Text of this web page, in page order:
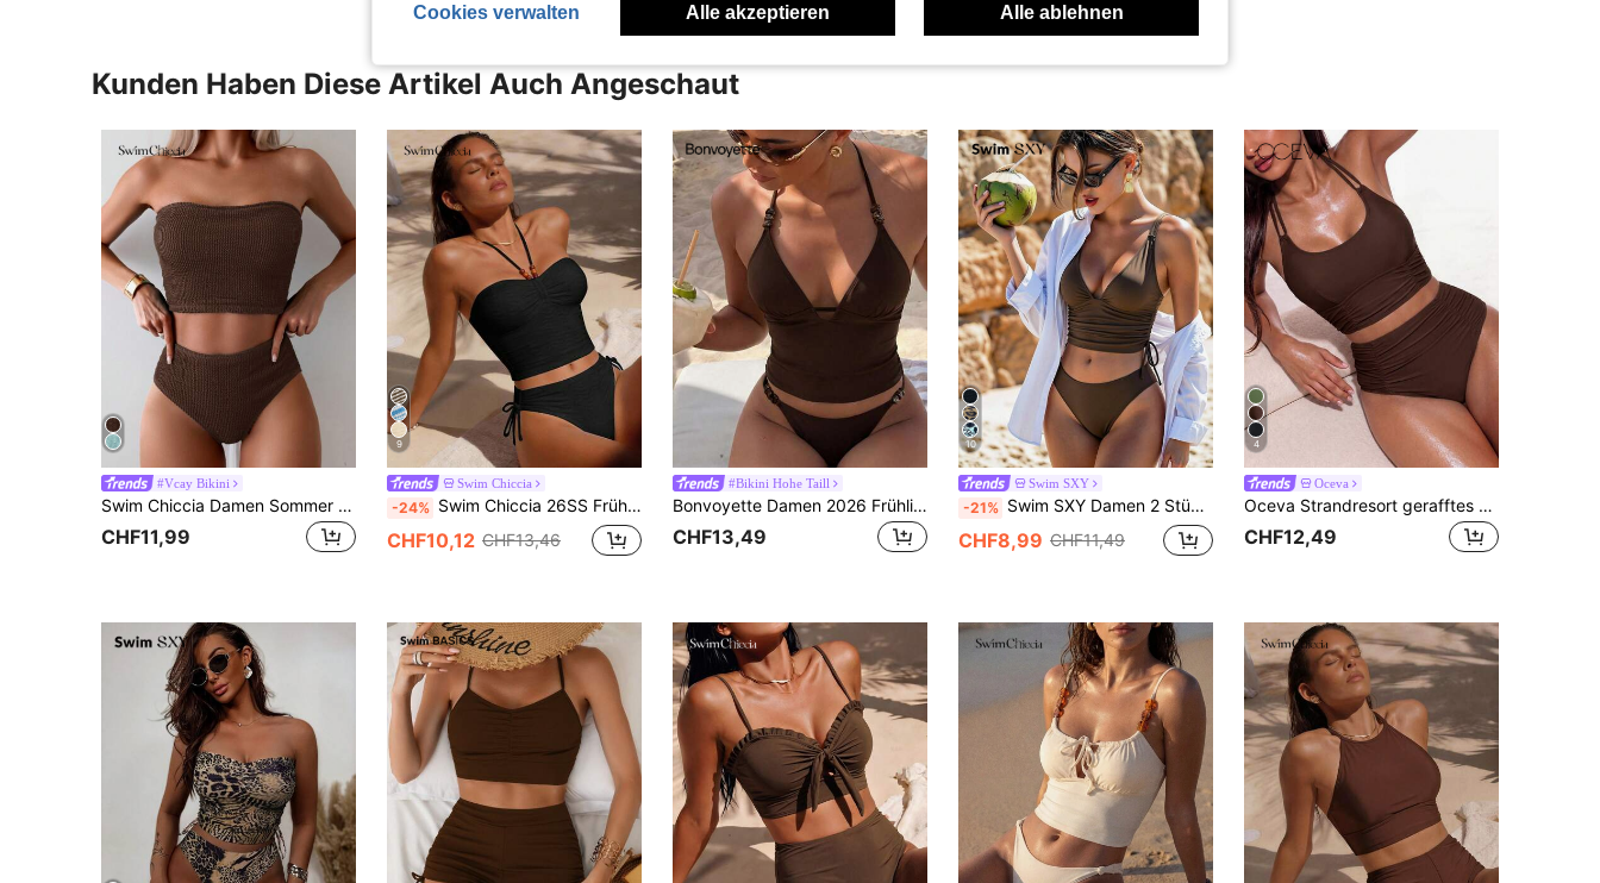
Kunden Haben Diese Artikel Auch Angeschaut
#Vcay Bikini
Swim Chiccia Damen Sommer Urlaub Strand einfarbiges strukturiertes Bandeau Bikini Set
CHF11,99
9
Swim Chiccia
-24% Swim Chiccia 26SS Frühling/Sommer Strandurlaub braune Perlenkette in Holzfarbe, elegantes Spaghetti-Träger Camisole Bikini
CHF10,12 CHF13,46
#Bikini Hohe Taill
Bonvoyette Damen 2026 Frühling/Sommer Neu Kaffeefarbenes Bikini-Set mit Perlenbesatz, V-Ausschnitt, rückenfrei, verstellbare Dreiecksform, 2 Teile
CHF13,49
10
Swim SXY
-21% Swim SXY Damen 2 Stücke Strand-Sommer-Outfit, mehrfarbiger Leopard Muster-Stoff, tiefer V-Ausschnitt, doppelte Schulterträger, gerafftes lässiges Bikini-Set, zweiteiliger Badeanzug
CHF8,99 CHF11,49
4
Oceva
Oceva Strandresort gerafftes Neckholder Tankini Badeanzug Set, schlankmachend
CHF12,49
Cookies verwalten Alle akzeptieren Alle ablehnen